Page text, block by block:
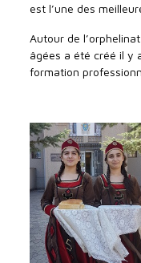
est l’une des
Autour de
âgées a été créé il y
formation